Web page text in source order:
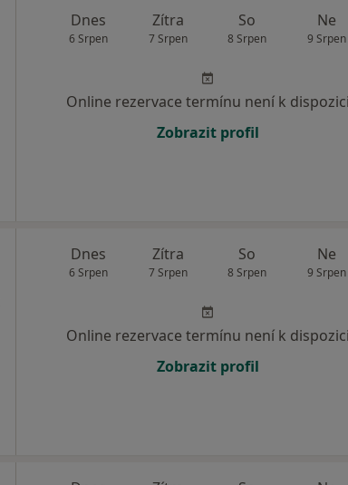
Dnes
6 Srpen
Zítra
7 Srpen
So
8 Srpen
Ne
9 Srpen
Online rezervace termínu není k dispozici
Zobrazit profil
Dnes
6 Srpen
Zítra
7 Srpen
So
8 Srpen
Ne
9 Srpen
Online rezervace termínu není k dispozici
Zobrazit profil